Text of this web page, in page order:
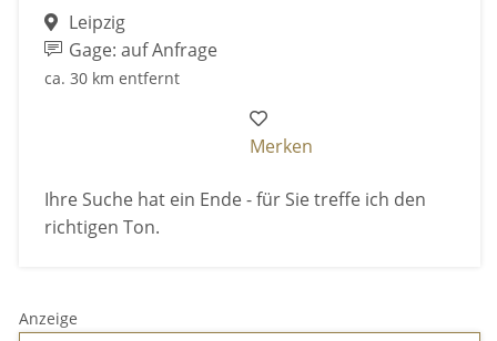
Leipzig
Gage: auf Anfrage
ca. 30 km entfernt
Merken
Ihre Suche hat ein Ende - für Sie treffe ich den
richtigen Ton.
Anzeige